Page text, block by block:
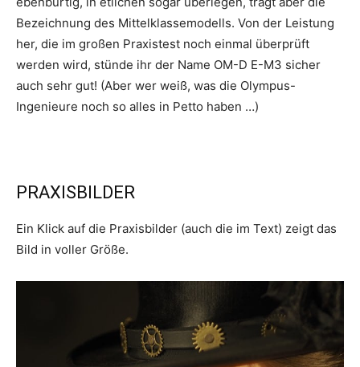
Bezeichnung des Mittelklassemodells. Von der Leistung
her, die im großen Praxistest noch einmal überprüft
werden wird, stünde ihr der Name OM-D E-M3 sicher
auch sehr gut! (Aber wer weiß, was die Olympus-
Ingenieure noch so alles in Petto haben …)
PRAXISBILDER
Ein Klick auf die Praxisbilder (auch die im Text) zeigt das
Bild in voller Größe.